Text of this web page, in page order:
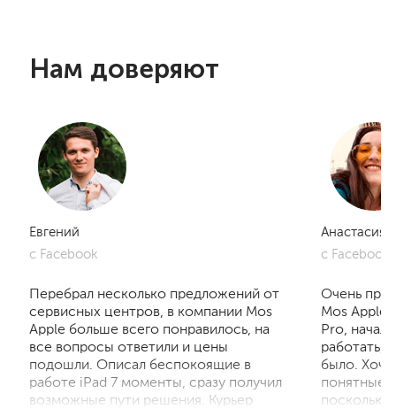
Нам доверяют
Евгений
с Facebook
Перебрал несколько предложений от
сервисных центров, в компании Mos
Apple больше всего понравилось, на
все вопросы ответили и цены
подошли. Описал беспокоящие в
работе iPad 7 моменты, сразу получил
возможные пути решения. Курьер
Анастасия
с Facebook
Очень
Mos
Pro, начал
работать,
было. Хочу
понятные
поскольку